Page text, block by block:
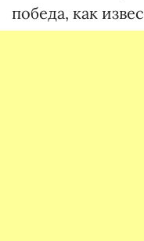
победа, как